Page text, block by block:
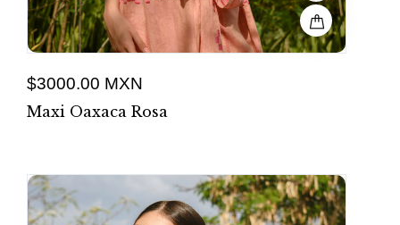
$3000.00 MXN
Maxi Oaxaca Rosa